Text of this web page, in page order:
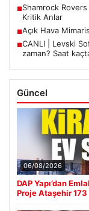
■Shamrock Rovers
Kritik Anlar
■Açık Hava
■CANLI | Levski
zaman? Saat
Güncel
06/08/2026
DAP Yapı’dan
Proje Ataşehir 173